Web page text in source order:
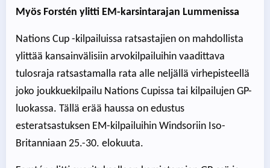
Myös Forstén ylitti EM-karsintarajan Lummenissa
Nations Cup -kilpailuissa ratsastajien on mahdollista
ylittää kansainvälisiin arvokilpailuihin vaadittava
tulosraja ratsastamalla rata alle neljällä virhepisteellä
joko joukkuekilpailu Nations Cupissa tai kilpailujen GP-
luokassa. Tällä erää haussa on edustus
esteratsastuksen EM-kilpailuihin Windsoriin Iso-
Britanniaan 25.-30. elokuuta.